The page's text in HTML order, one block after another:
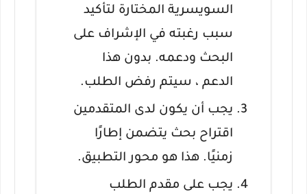
السويسرية المختارة لتأكيد
سبب رغبته في الإشراف على
البحث ودعمه. بدون هذا
الدعم ، سيتم رفض الطلب.
يجب أن يكون لدى المتقدمين
اقتراح بحث يتضمن إطارًا
زمنيًا. هذا هو محور التطبيق.
يجب على مقدم الطلب